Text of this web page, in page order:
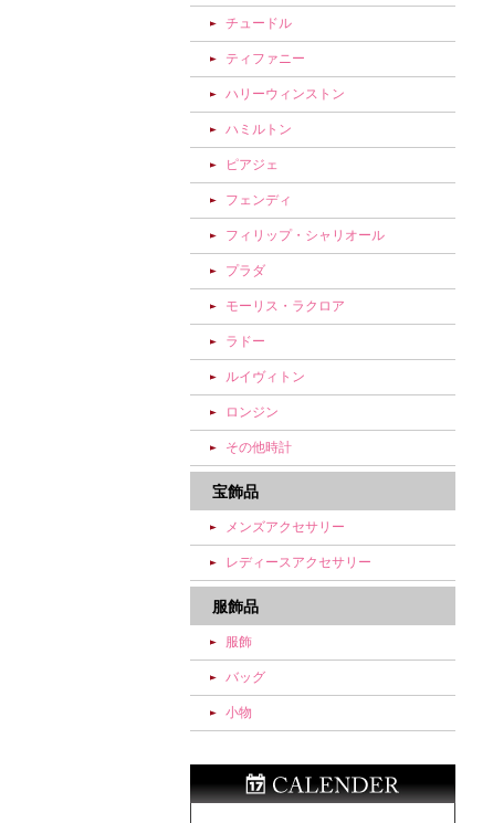
チュードル
ティファニー
ハリーウィンストン
ハミルトン
ピアジェ
フェンディ
フィリップ・シャリオール
プラダ
モーリス・ラクロア
ラドー
ルイヴィトン
ロンジン
その他時計
宝飾品
メンズアクセサリー
レディースアクセサリー
服飾品
服飾
バッグ
小物